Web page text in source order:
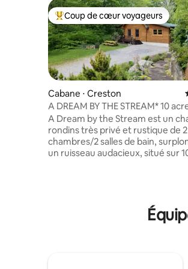
Coups de cœur voyageurs les
Coup de cœur voyageurs
Cabane ⋅ Creston
A DREAM BY THE STREAM* 10
privés - Chiens bienvenus !
A Dream by the Stream est un
rondins très privé et rustique de 2
chambres/2 salles de bain,
un ruisseau audacieux, situé sur
offre une connexion Wi-Fi, une
en streaming, la climatisation